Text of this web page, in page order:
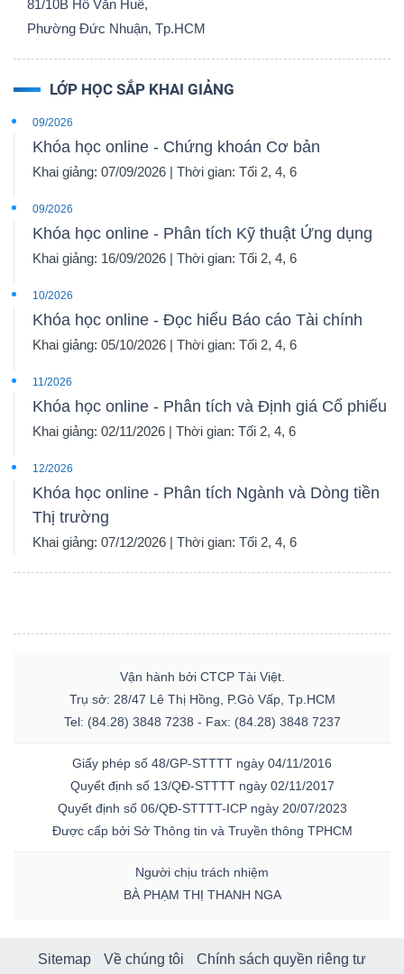
81/10B Hồ Văn Huê,
Phường Đức Nhuận, Tp.HCM
LỚP HỌC SẮP KHAI GIẢNG
09/2026
Khóa học online - Chứng khoán Cơ bản
Khai giảng: 07/09/2026 | Thời gian: Tối 2, 4, 6
09/2026
Khóa học online - Phân tích Kỹ thuật Ứng dụng
Khai giảng: 16/09/2026 | Thời gian: Tối 2, 4, 6
10/2026
Khóa học online - Đọc hiểu Báo cáo Tài chính
Khai giảng: 05/10/2026 | Thời gian: Tối 2, 4, 6
11/2026
Khóa học online - Phân tích và Định giá Cổ phiếu
Khai giảng: 02/11/2026 | Thời gian: Tối 2, 4, 6
12/2026
Khóa học online - Phân tích Ngành và Dòng tiền
Thị trường
Khai giảng: 07/12/2026 | Thời gian: Tối 2, 4, 6
Vận hành bởi CTCP Tài Việt.
Trụ sở: 28/47 Lê Thị Hồng, P.Gò Vấp, Tp.HCM
Tel: (84.28) 3848 7238 - Fax: (84.28) 3848 7237
Giấy phép số 48/GP-STTTT ngày 04/11/2016
Quyết định số 13/QĐ-STTTT ngày 02/11/2017
Quyết định số 06/QĐ-STTTT-ICP ngày 20/07/2023
Được cấp bởi Sở Thông tin và Truyền thông TPHCM
Người chịu trách nhiệm
BÀ PHẠM THỊ THANH NGA
Sitemap Về chúng tôi
Chính sách quyền riêng tư